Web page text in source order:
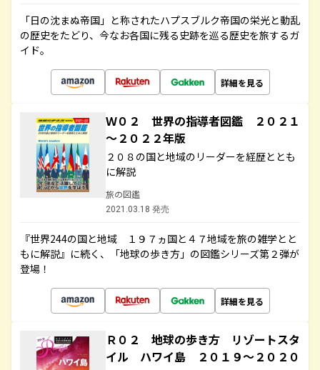
「日の沈まぬ帝国」と称されたハプスブルク帝国の栄光と動乱
の歴史をたどり、今なお各国に残る史跡を巡る歴史を旅するガ
イド。
詳細を見る
Ｗ０２ 世界の指導者図鑑 ２０２１
～２０２２年版
２０８の国と地域のリーダーを経歴ととも
に解説
旅の図鑑
2021.03.18 発売
『世界244の国と地域 １９７ヵ国と４７地域を旅の雑学とと
もに解説』に続く、「地球の歩き方」の図鑑シリーズ第２弾が
登場！
詳細を見る
Ｒ０２ 地球の歩き方 リゾートスタ
イル ハワイ島 ２０１９～２０２０